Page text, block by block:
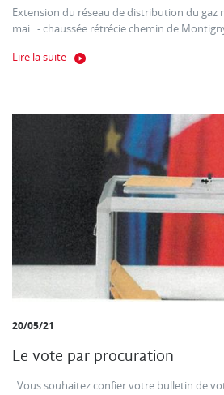
Extension du réseau de distribution du gaz
mai : - chaussée rétrécie chemin de
Lire la suite
20/05/21
Le vote par procuration
Vous souhaitez confier votre bulletin de